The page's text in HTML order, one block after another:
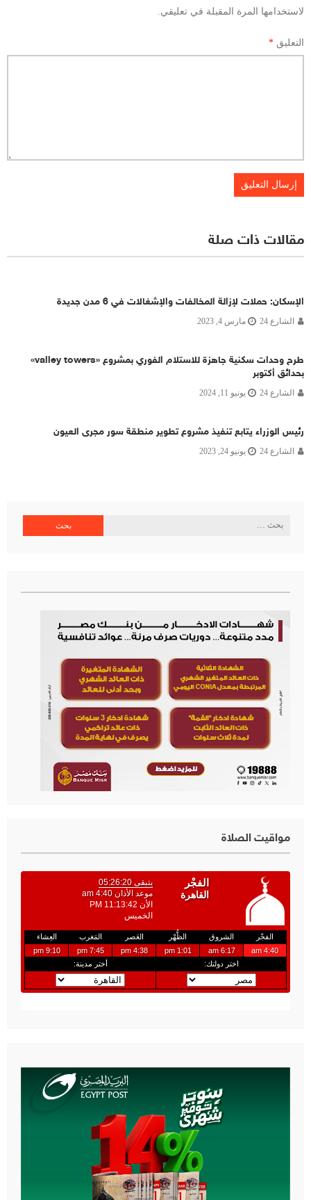
لاستخدامها المرة المقبلة في تعليقي.
التعليق *
مقالات ذات صلة
الإسكان: حملات لإزالة المخالفات والإشغالات في 6 مدن جديدة
الشارع 24 مارس 4, 2023
طرح وحدات سكنية جاهزة للاستلام الفوري بمشروع «valley towers»
بحدائق أكتوبر
الشارع 24 يونيو 11, 2024
رئيس الوزراء يتابع تنفيذ مشروع تطوير منطقة سور مجرى العيون
الشارع 24 يونيو 24, 2023
البحث
مواقيت الصلاة